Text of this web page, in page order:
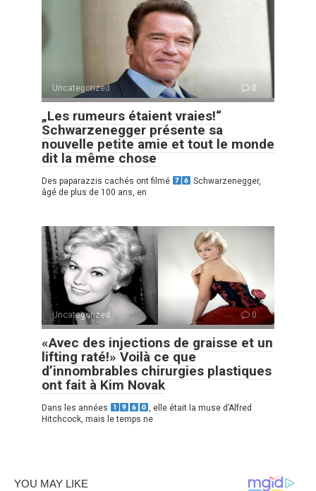
Uncategorized 0
„Les rumeurs étaient vraies!“
Schwarzenegger présente sa
nouvelle petite amie et tout le monde
dit la même chose
Des paparazzis cachés ont filmé
Schwarzenegger,
âgé de plus de 100 ans, en
Uncategorized 0
«Avec des injections de graisse et un
lifting raté!» Voilà ce que
d’innombrables chirurgies plastiques
ont fait à Kim Novak
Dans les années
, elle était la muse d’Alfred
Hitchcock, mais le temps ne